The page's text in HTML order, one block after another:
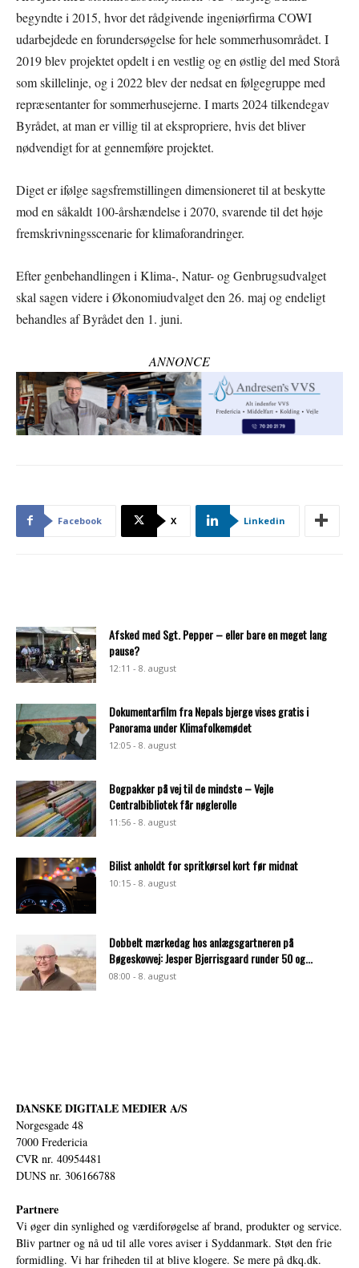
begyndte i 2015, hvor det rådgivende ingeniørfirma COWI
udarbejdede en forundersøgelse for hele sommerhusområdet. I
2019 blev projektet opdelt i en vestlig og en østlig del med Storå
som skillelinje, og i 2022 blev der nedsat en følgegruppe med
repræsentanter for sommerhusejerne. I marts 2024 tilkendegav
Byrådet, at man er villig til at ekspropriere, hvis det bliver
nødvendigt for at gennemføre projektet.
Diget er ifølge sagsfremstillingen dimensioneret til at beskytte
mod en såkaldt 100-årshændelse i 2070, svarende til det høje
fremskrivningsscenarie for klimaforandringer.
Efter genbehandlingen i Klima-, Natur- og Genbrugsudvalget
skal sagen videre i Økonomiudvalget den 26. maj og endeligt
behandles af Byrådet den 1. juni.
ANNONCE
Facebook X Linkedin
Afsked med Sgt. Pepper – eller bare en meget lang
pause?
12:11 - 8. august
Dokumentarfilm fra Nepals bjerge vises gratis i
Panorama under Klimafolkemødet
12:05 - 8. august
Bogpakker på vej til de mindste – Vejle
Centralbibliotek får nøglerolle
11:56 - 8. august
Bilist anholdt for spritkørsel kort før midnat
10:15 - 8. august
Dobbelt mærkedag hos anlægsgartneren på
Bøgeskovvej: Jesper Bjerrisgaard runder 50 og...
08:00 - 8. august
DANSKE DIGITALE MEDIER A/S
Norgesgade 48
7000 Fredericia
CVR nr. 40954481
DUNS nr. 306166788
Partnere
Vi øger din synlighed og værdiforøgelse af brand, produkter og service.
Bliv partner og nå ud til alle vores aviser i Syddanmark. Støt den frie
formidling. Vi har friheden til at blive klogere. Se mere på dkq.dk.